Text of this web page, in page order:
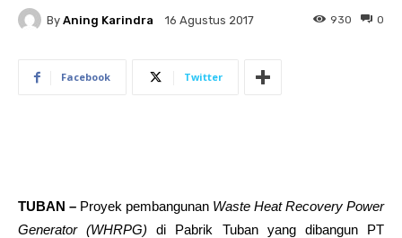
By Aning Karindra 16 Agustus 2017 0
930
Facebook Twitter
TUBAN – Proyek pembangunan Waste Heat Recovery Power
Generator (WHRPG)di Pabrik Tuban
yang dibangun PT